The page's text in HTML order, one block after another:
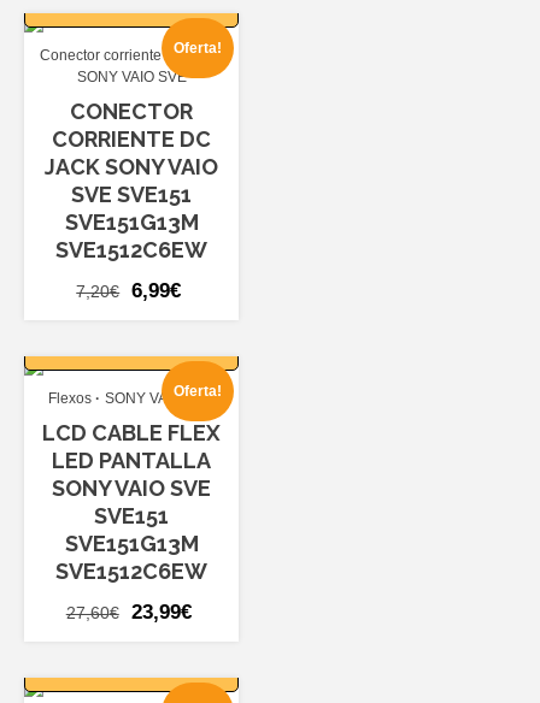
era:
7,00€.
5,99€.
Oferta!
Conector corriente dc jack
SONY VAIO SVE
CONECTOR
CORRIENTE DC
JACK SONY VAIO
SVE SVE151
SVE151G13M
SVE1512C6EW
7,20€
El
era:
7,20€.
6,99€
6,99€.
Oferta!
Flexos SONY VAIO SVE
LCD CABLE FLEX
LED PANTALLA
SONY VAIO SVE
SVE151
SVE151G13M
SVE1512C6EW
27,60€
El
23,99€